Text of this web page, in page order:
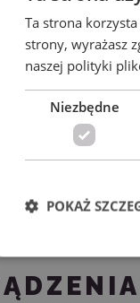
Ta strona
strony, wyrażasz
naszej polityki
Niezbędne
POKAŻ